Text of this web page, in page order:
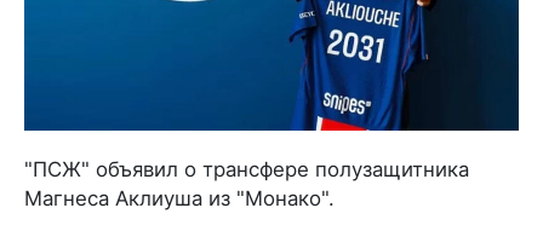
"ПСЖ" объявил о трансфере полузащитника
Магнеса Аклиуша из "Монако".